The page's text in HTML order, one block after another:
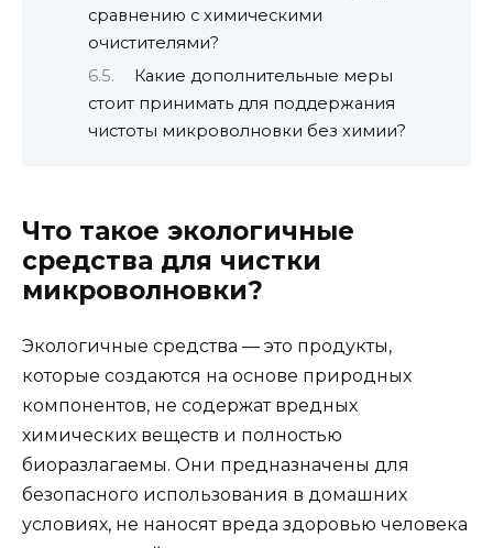
сравнению с химическими
очистителями?
Какие дополнительные меры
стоит принимать для поддержания
чистоты микроволновки без химии?
Что такое экологичные
средства для чистки
микроволновки?
Экологичные средства — это продукты,
которые создаются на основе природных
компонентов, не содержат вредных
химических веществ и полностью
биоразлагаемы. Они предназначены для
безопасного использования в домашних
условиях, не наносят вреда здоровью человека